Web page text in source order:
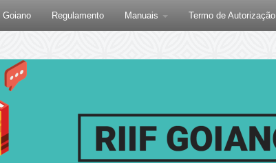
Goiano Regulamento Manuais Termo de Autorização